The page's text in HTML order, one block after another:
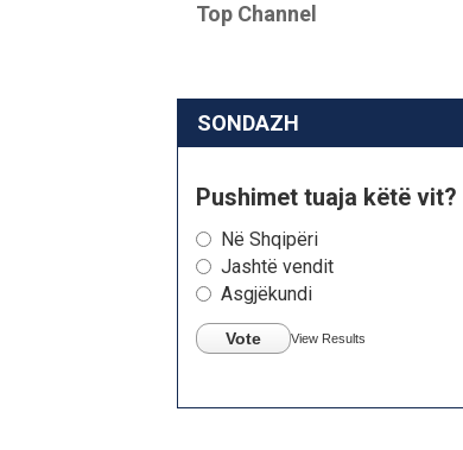
Top Channel
SONDAZH
Pushimet tuaja këtë vit?
Në Shqipëri
Jashtë vendit
Asgjëkundi
Vote View Results